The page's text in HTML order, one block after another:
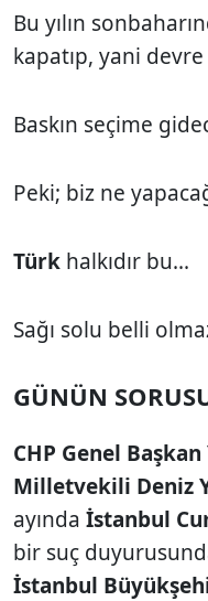
Bu yılın
kapatıp, yani devre
Baskın seçime
Peki; biz ne
Türk halkıdır bu...
Sağı solu belli
GÜNÜN
CHP Genel Başkan
Milletvekili Deniz
ayında İstanbul
bir suç
İstanbul